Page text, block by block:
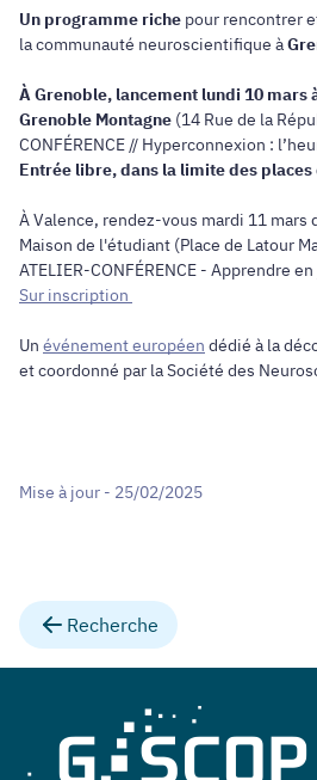
Un programme riche pour rencontrer
la communauté neuroscientifique à
À Grenoble, lancement lundi 10 mars
Grenoble Montagne (14 Rue de la
CONFÉRENCE // Hyperconnexion :
Entrée libre, dans la limite des
À Valence, rendez-vous mardi 11 mars
Maison de l'étudiant (Place de Latour
ATELIER-CONFÉRENCE - Apprendre
Sur inscription
Un événement européen dédié à la
et coordonné par la Société des
Mise à jour - 25/02/2025
Recherche